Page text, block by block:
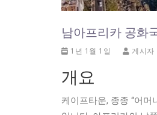
남아프리카 공화
1년 1월 1일 게시자
개요
케이프타운, 종종 “어